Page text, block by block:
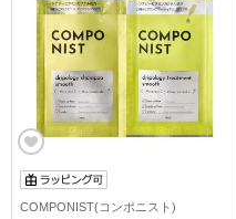
COMPONIST(コンポニスト)